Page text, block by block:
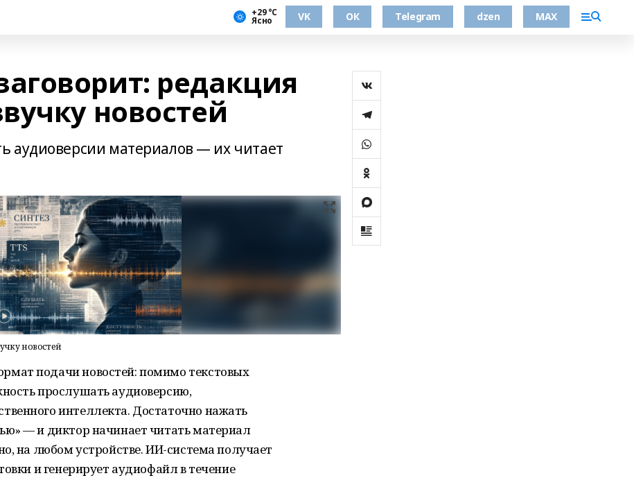
+29 °С
Ясно VK ОК Telegram dzen MAX
редакция
новостей
аудиоверсии материалов — их читает
новостей
подачи новостей: помимо текстовых
прослушать аудиоверсию,
интеллекта. Достаточно нажать
— и диктор начинает читать материал
на любом устройстве. ИИ-система получает
и генерирует аудиофайл в течение